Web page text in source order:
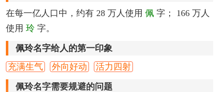
在每一亿人口中，约有 28 万人使用 佩 字； 166 万人
使用 玲 字。
佩玲名字给人的第一印象
充满生气
外向好动 活力四射
佩玲名字需要规避的问题